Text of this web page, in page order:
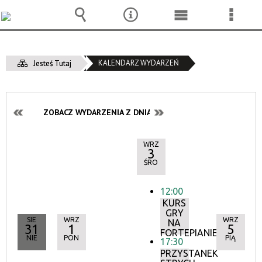
Jesteś Tutaj KALENDARZ WYDARZEŃ
ZOBACZ WYDARZENIA Z DNIA:
SIE
31
NIE
WRZ
1
PON
WRZ
3
ŚRO
12:00
KURS
GRY
NA
FORTEPIANIE
17:30
PRZYSTANEK
WRZ
5
PIĄ
Wyszukiwarka
NarzędziaMenu
Menu